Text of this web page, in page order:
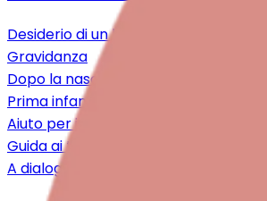
Desiderio di un bebè
Gravidanza
Dopo la nascita
Prima infanzia
Aiuto per i familiari
Guida ai trattamenti
A dialogo